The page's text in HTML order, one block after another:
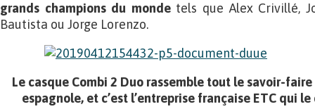
grands champions du mondetels que Alex Crivillé,
Bautista ou Jorge Lorenzo.
Le casque Combi 2 Duo rassemble tout le savoir-
espagnole, et c’est l’entreprise française ETC qui